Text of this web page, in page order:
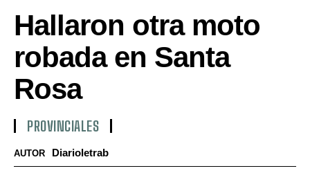
Hallaron otra moto
robada en Santa
Rosa
PROVINCIALES
AUTOR Diarioletrab